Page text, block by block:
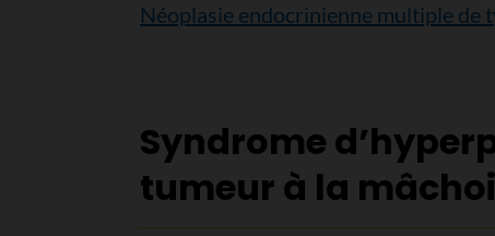
Néoplasie endocrinienne multiple de
Syndrome
tumeur à la